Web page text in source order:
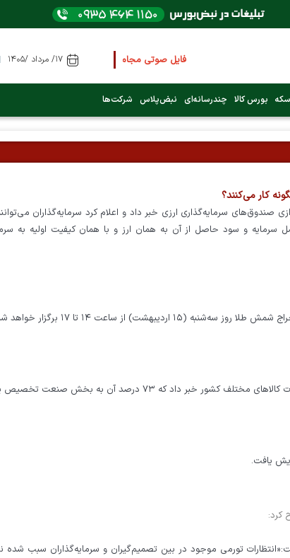
فایل صوتی مجامع و کنفرانس ها را از اینجا گوش
عرضه اولیه بعدی کدام نماد است؟ (کلیک کنید)
سکه بورس کالا چندرسانه‌ای نبض‌پلاس شرکت‌ها
کار می‌کنند؟
صندوق‌های سرمایه‌گذاری ارزی خبر داد و اعلام کرد سرمایه‌گذاران
سرمایه و سود حاصل از آن به همان ارز و با همان کیفیت اولیه به
از ساعت ۱۴ تا ۱۷ برگزار خواهد شد.
کرد:
تورمی موجود در بین تصمیم‌گیران و سرمایه‌گذاران سبب شده